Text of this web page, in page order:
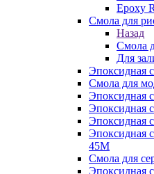
Epoxy
Смола для
Назад
Смола
Для
Эпоксидная
Смола для
Эпоксидная
Эпоксидная
Эпоксидная
Эпоксидная
45М
Смола для
Эпоксидная